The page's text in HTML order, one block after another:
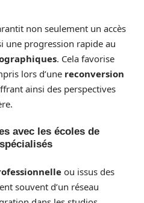
non seulement un accès
une progression rapide au
. Cela favorise
lors d’une reconversion
ainsi des perspectives
avec les écoles de
ou issus des
souvent d’un réseau